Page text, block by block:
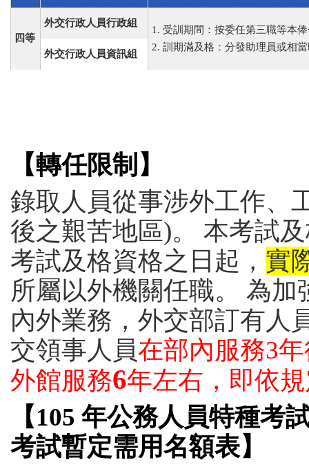
四等
外交行政人員行政組
1. 受訓期間：按委任第三職等本
2. 訓期滿及格：分發助理員或相
外交行政人員資訊組
【轉任限制】
錄取人員從事涉外工作、
後之艱苦地區)。 本考試
考試及格資格之日起， 實
所屬以外機關任職。 為
內外業務，外交部訂有人
交領事人員在部內服務3
外館服務6年左右，即依
【105 年公務人員特種考
考試暫定需用名額表】